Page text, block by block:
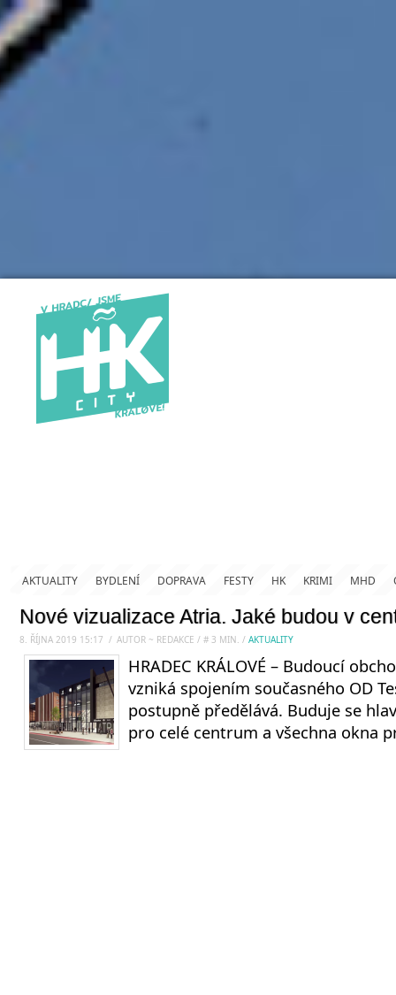
AKTUALITY BYDLENÍ DOPRAVA FESTY HK KRIMI MHD
Nové vizualizace Atria. Jaké budou v
8. ŘÍJNA 2019 15:17 / AUTOR ~ REDAKCE / # 3 MIN. / AKTUALITY
HRADEC KRÁLOVÉ – Budoucí
vzniká spojením současného OD
postupně předělává. Buduje se
pro celé centrum a všechna okna